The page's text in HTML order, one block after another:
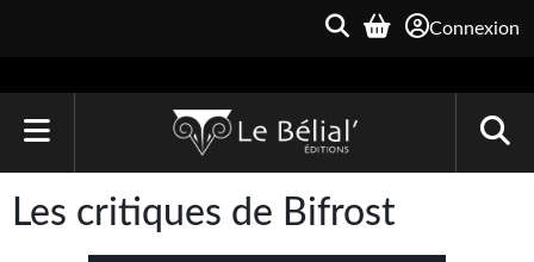
Connexion
Les critiques de Bifrost